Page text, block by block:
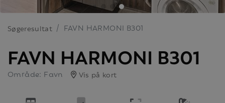
Søgeresultat FAVN HARMONI B301
FAVN HARMONI B301
Område: Favn Vis på kort